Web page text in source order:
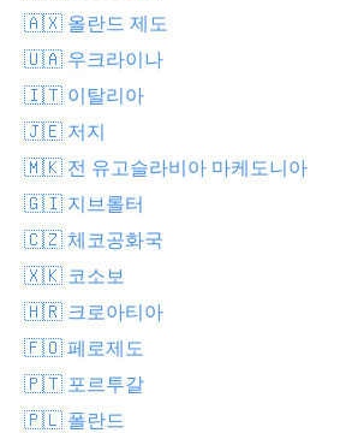
🇦🇽 올란드 제도
🇺🇦 우크라이나
🇮🇹 이탈리아
🇯🇪 저지
🇲🇰 전 유고슬라비아 마케도니아
🇬🇮 지브롤터
🇨🇿 체코공화국
🇽🇰 코소보
🇭🇷 크로아티아
🇫🇴 페로제도
🇵🇹 포르투갈
🇵🇱 폴란드